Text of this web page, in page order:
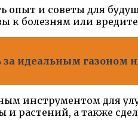
опыт и советы для
к болезням или
за идеальным газоном
инструментом для
растений, а также